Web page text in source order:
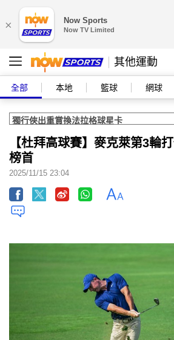
× Now Sports
Now TV Limited
其他運動
全部 本地 籃球 網球
【杜拜高球賽】麥克萊第3輪
榜首
2025/11/15 23:04